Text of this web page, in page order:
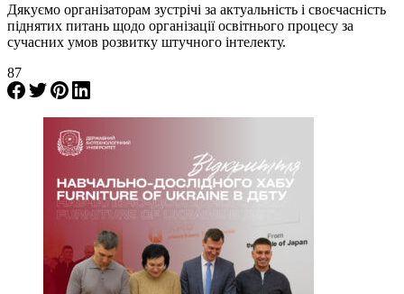
Дякуємо організаторам зустрічі за актуальність і своєчасність
піднятих питань щодо організації освітнього процесу за
сучасних умов розвитку штучного інтелекту.
87